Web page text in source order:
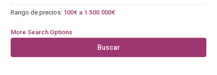
Rango de precios: 100€ a 1.500.000€
More Search Options
Buscar